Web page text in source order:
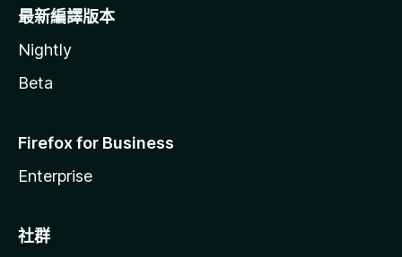
最新編譯版本
Nightly
Beta
Firefox for Business
Enterprise
社群